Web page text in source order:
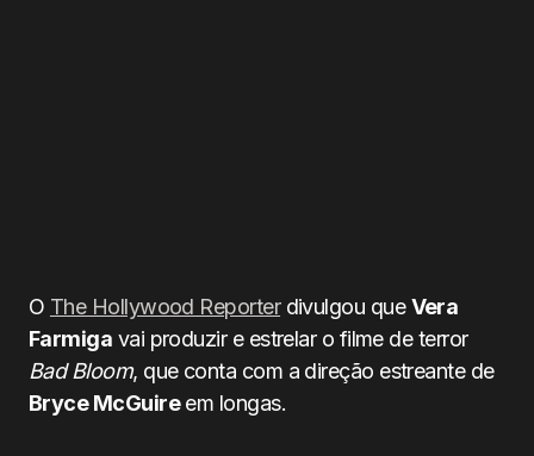
O The Hollywood Reporterdivulgou queVera
Farmiga vai produzir e estrelar o filme de terror
Bad Bloom, que conta com a direção estreante de
Bryce McGuireem longas.